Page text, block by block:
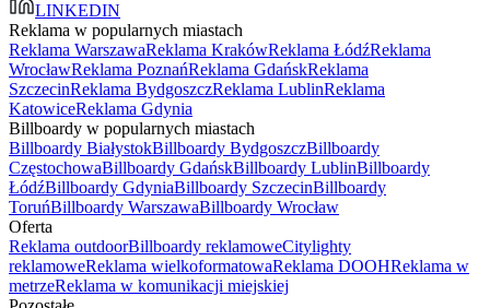
LINKEDIN
Reklama w popularnych miastach
Reklama WarszawaReklama KrakówReklama ŁódźReklama
WrocławReklama PoznańReklama GdańskReklama
SzczecinReklama BydgoszczReklama LublinReklama
KatowiceReklama Gdynia
Billboardy w popularnych miastach
Billboardy BiałystokBillboardy BydgoszczBillboardy
CzęstochowaBillboardy GdańskBillboardy LublinBillboardy
ŁódźBillboardy GdyniaBillboardy SzczecinBillboardy
ToruńBillboardy WarszawaBillboardy Wrocław
Oferta
Reklama outdoorBillboardy reklamoweCitylighty
reklamoweReklama wielkoformatowaReklama DOOHReklama w
metrzeReklama w komunikacji miejskiej